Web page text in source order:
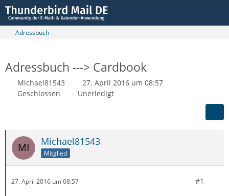
Adressbuch
Adressbuch ---> Cardbook
Michael81543
27. April 2016 um 08:57
Geschlossen
Unerledigt
Michael81543
Mitglied
27. April 2016 um 08:57 #1